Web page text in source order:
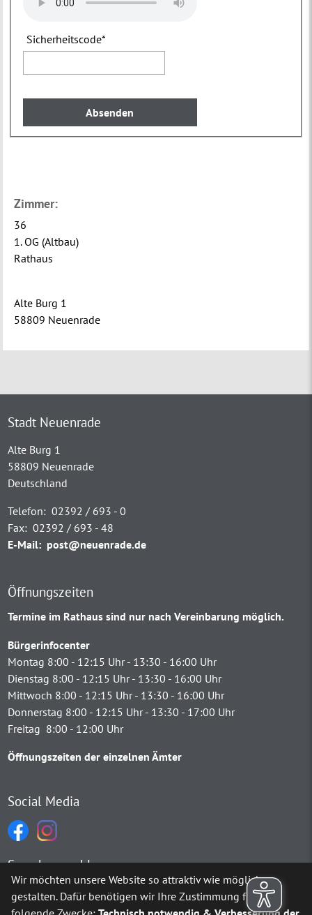
Sicherheitscode*
Zimmer:
36
1. OG (Altbau)
Rathaus
Alte Burg 1
58809 Neuenrade
Stadt Neuenrade
Alte Burg 1
58809 Neuenrade
Deutschland
Telefon: 02392 / 693 - 0
Fax: 02392 / 693 - 48
E-Mail: post@neuenrade.de
Öffnungszeiten
Termine im Rathaus sind nur nach Vereinbarung möglich.
Bürgerinfocenter
Montag 8:00 - 12:15 Uhr - 13:30 - 16:00 Uhr
Dienstag 8:00 - 12:15 Uhr - 13:30 - 16:00 Uhr
Mittwoch 8:00 - 12:15 Uhr - 13:30 - 16:00 Uhr
Donnerstag 8:00 - 12:15 Uhr - 13:30 - 17:00 Uhr
Freitag 8:00 - 12:00 Uhr
Öffnungszeiten der einzelnen Ämter
Social Media
Sprachauswahl
Möchten Sie vonGoogle Translate bereitgestellte externe
Wir möchten unsere Website so attraktiv wie möglich
gestalten. Dafür benötigen wir Ihre Zustimmung für